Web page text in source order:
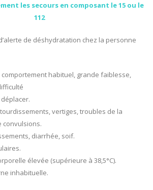
les secours en composant le 15 ou le
112
de déshydratation chez la personne
comportement habituel, grande faiblesse,
vertiges, troubles de la
convulsions.
diarrhée, soif.
élevée (supérieure à 38,5°C).
inhabituelle.